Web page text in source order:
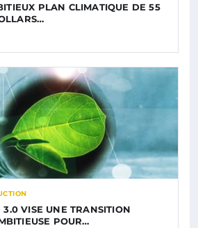
PLAN CLIMATIQUE DE 55
VISE UNE TRANSITION
POUR…